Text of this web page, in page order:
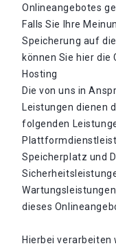
Onlineangebotes
Falls Sie Ihre
Speicherung auf
können Sie hier die
Hosting
Die von uns in
Leistungen dienen
folgenden
Speicherplatz und
dieses
Hierbei verarbeiten